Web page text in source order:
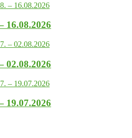
16.08.2026
02.08.2026
19.07.2026